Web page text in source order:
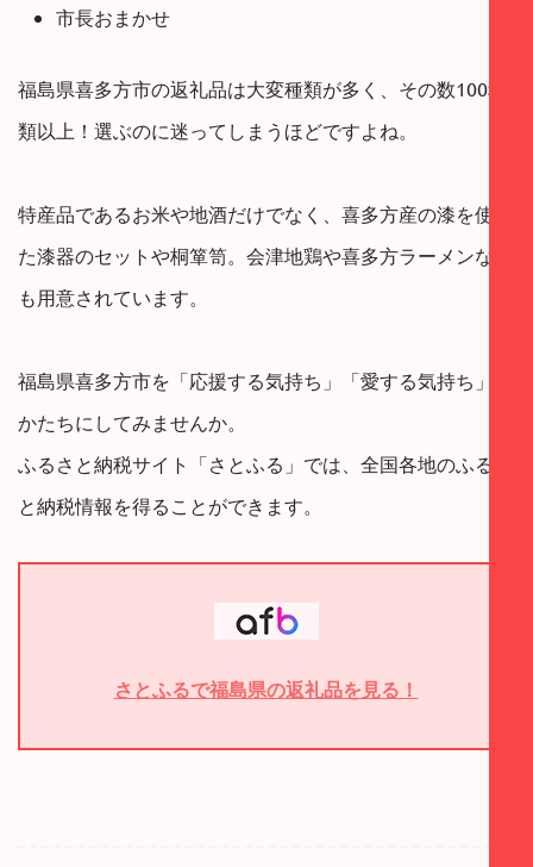
市長おまかせ
福島県喜多方市の返礼品は大変種類が多く、その数100種
類以上！選ぶのに迷ってしまうほどですよね。
特産品であるお米や地酒だけでなく、喜多方産の漆を使っ
た漆器のセットや桐箪笥。会津地鶏や喜多方ラーメンなど
も用意されています。
福島県喜多方市を「応援する気持ち」「愛する気持ち」を
かたちにしてみませんか。
ふるさと納税サイト「さとふる」では、全国各地のふるさ
と納税情報を得ることができます。
さとふるで福島県の返礼品を見る！